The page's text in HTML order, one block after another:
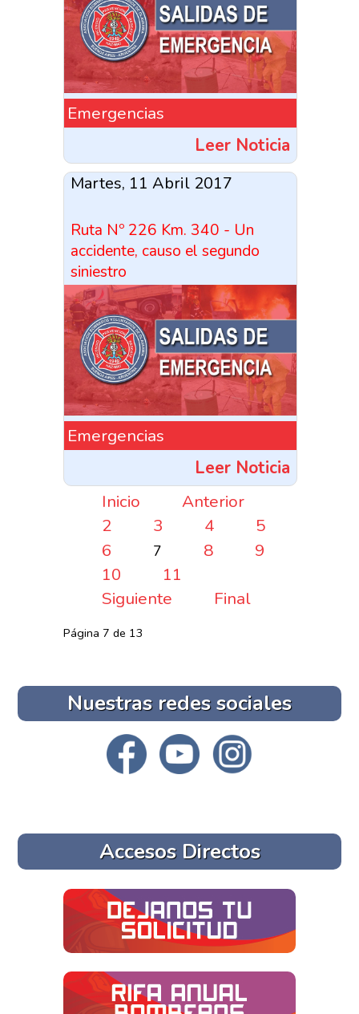
Emergencias
Leer Noticia
Martes, 11 Abril 2017
Ruta Nº 226 Km. 340 - Un
accidente, causo el segundo
siniestro
Emergencias
Leer Noticia
Inicio
Anterior
2
3 4
5
6
7 8
9
10
11
Siguiente
Final
Página 7 de 13
Nuestras redes sociales
Accesos Directos